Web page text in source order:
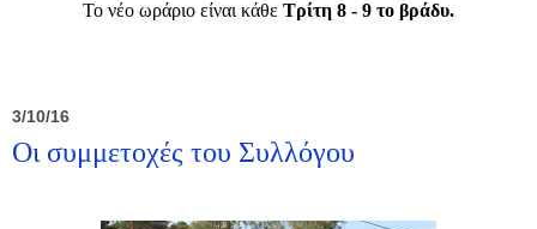
Το νέο ωράριο είναι κάθε Τρίτη 8 - 9 το βράδυ.
3/10/16
Οι συμμετοχές του Συλλόγου